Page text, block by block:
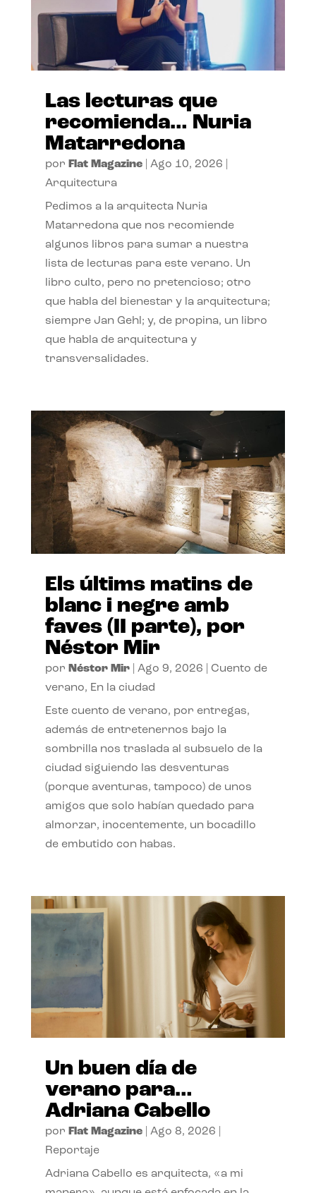
Las lecturas que
recomienda… Nuria
Matarredona
por Flat Magazine| Ago 10, 2026
Arquitectura
Pedimos a la arquitecta Nuria
Matarredona que nos recomiende
algunos libros para sumar a nuestra
lista de lecturas para este verano. Un
libro culto, pero no pretencioso; otro
que habla del bienestar y la arquitectura;
siempre Jan Gehl; y, de propina, un libro
que habla de arquitectura y
transversalidades.
Els últims matins de
blanc i negre amb
faves (II parte), por
Néstor Mir
por Néstor Mir| Ago 9, 2026
Cuento de
verano, En la ciudad
Este cuento de verano, por entregas,
además de entretenernos bajo la
sombrilla nos traslada al subsuelo de la
ciudad siguiendo las desventuras
(porque aventuras, tampoco) de unos
amigos que solo habían quedado para
almorzar, inocentemente, un bocadillo
de embutido con habas.
Un buen día de
verano para…
Adriana Cabello
por Flat Magazine| Ago 8, 2026
Reportaje
Adriana Cabello es arquitecta, «a mi